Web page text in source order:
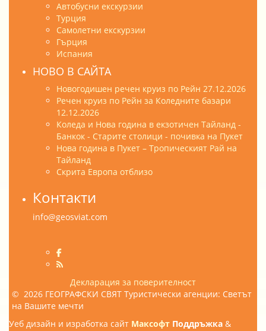
Автобусни екскурзии
Турция
Самолетни екскурзии
Гърция
Испания
НОВО В САЙТА
Новогодишен речен круиз по Рейн 27.12.2026
Речен круиз по Рейн за Коледните базари
12.12.2026
Коледа и Нова година в екзотичен Тайланд -
Банкок - Старите столици - почивка на Пукет
Нова година в Пукет – Тропическият Рай на
Тайланд
Скрита Европа отблизо
Контакти
info@geosviat.com
Декларация за поверителност
© 2026 ГЕОГРАФСКИ СВЯТ Туристически агенции: Светът
на Вашите мечти
Уеб дизайн и изработка сайт Максофт Поддръжка &